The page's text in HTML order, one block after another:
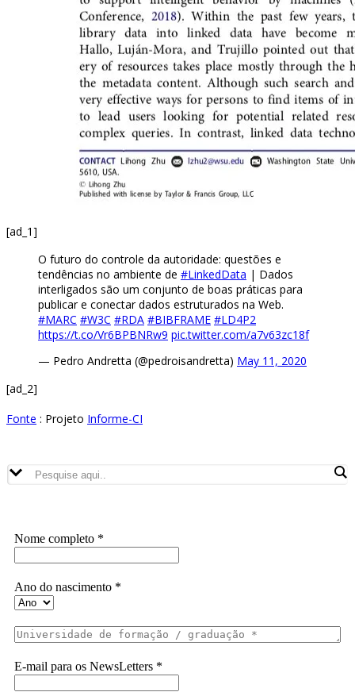
[ad_1]
O futuro do controle da autoridade: questões e
tendências no ambiente de #LinkedData | Dados
interligados são um conjunto de boas práticas para
publicar e conectar dados estruturados na Web.
#MARC #W3C #RDA #BIBFRAME #LD4P2
https://t.co/Vr6BPBNRw9 pic.twitter.com/a7v63zc18f
— Pedro Andretta (@pedroisandretta) May 11, 2020
[ad_2]
Fonte : Projeto Informe-CI
Nome completo *
Ano do nascimento *
E-mail para os NewsLetters *